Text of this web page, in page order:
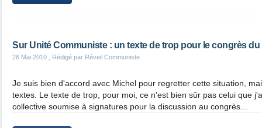
Sur Unité Communiste : un texte de trop pour le congrès du
26 Mai 2010 , Rédigé par Réveil Communiste
Je suis bien d'accord avec Michel pour regretter cette situation,
textes. Le texte de trop, pour moi, ce n'est bien sûr pas celui que
collective soumise à signatures pour la discussion au congrès...